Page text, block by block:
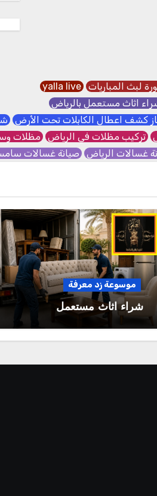
لبث المباريات yalla live
اثاث مستعمل بالرياض
كشف اعطال الكابلات تحت الأرض
تركيب مظلات في الرياض مظلات
غسالات الرياض صيانة غسالات
موسوعة زد معرفة
شراء اثاث مستعمل